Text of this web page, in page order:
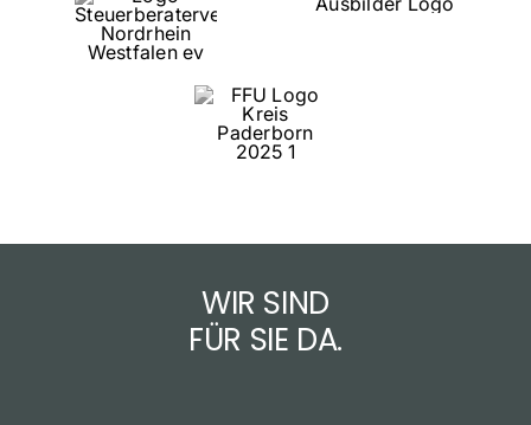
WIR SIND
FÜR SIE DA.